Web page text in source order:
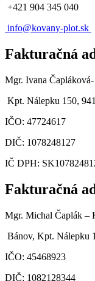
+421 904 345 040
info@kovany-plot.sk
Fakturačná
Mgr. Ivana
Kpt. Nálepku 150,
IČO: 47724617
DIČ: 1078248127
IČ DPH:
Fakturačná
Mgr. Michal Čaplák –
Bánov, Kpt. Nálepku
IČO: 45468923
DIČ: 1082128344